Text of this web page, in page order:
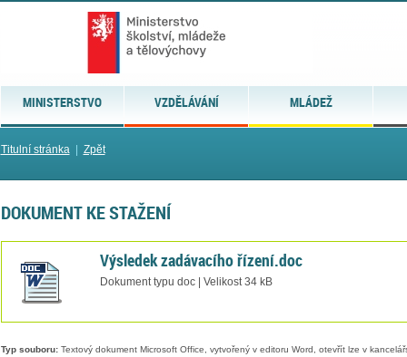
MINISTERSTVO VZDĚLÁVÁNÍ MLÁDEŽ
Titulní stránka| Zpět
DOKUMENT KE STAŽENÍ
Výsledek zadávacího řízení.doc
Dokument typu doc | Velikost 34 kB
Typ souboru:Textový dokument Microsoft Office, vytvořený v editoru Word, otevřít lze v